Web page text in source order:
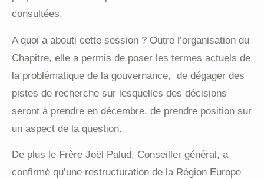
consultées.
A quoi a abouti cette session ? Outre l’organisation du
Chapitre, elle a permis de poser les termes actuels de
la problématique de la gouvernance, de dégager des
pistes de recherche sur lesquelles des décisions
seront à prendre en décembre, de prendre position sur
un aspect de la question.
De plus le Frère Joël Palud, Conseiller général, a
confirmé qu’une restructuration de la Région Europe